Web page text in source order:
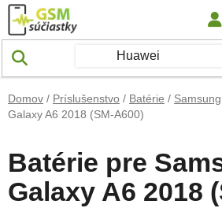
Prejsť na obsah
Domov / Príslušenstvo / Batérie / Samsung
Galaxy A6 2018 (SM-A600)
Batérie pre
Galaxy A6 2018